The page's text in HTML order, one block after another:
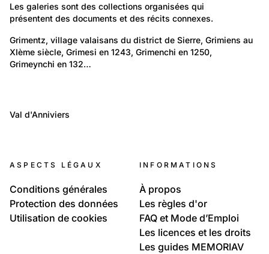
Les galeries sont des collections organisées qui
présentent des documents et des récits connexes.
Lieux: Valais
Grimentz, hier et aujourd'hui
Grimentz, village valaisans du district de Sierre, Grimiens au
XIème siècle, Grimesi en 1243, Grimenchi en 1250,
Grimeynchi en 132…
Grimentz, ses habitants
Lieux: Valais
Val d'Anniviers
Anniviers, ses habitants
ASPECTS LÉGAUX
Conditions générales
Protection des données
Utilisation de cookies
INFORMATIONS
À propos
Les règles d'or
FAQ et Mode d’Emploi
Les licences et les droits
Les guides MEMORIAV